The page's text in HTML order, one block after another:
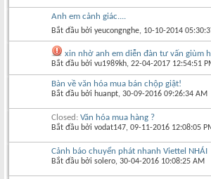
Anh em cảnh giác....
Bắt đầu bởi yeucongnghe‎, 10-10-2014
xin nhờ anh em diễn đàn tư vấn giùm
Bắt đầu bởi vu1989kh‎, 22-04-2017 12:54:51
Bàn về văn hóa mua bán chộp giật!
Bắt đầu bởi huanpt‎, 30-09-2016 09:26:34 AM
Closed: Văn hóa mua hàng ?
Bắt đầu bởi vodat147‎, 09-11-2016 12:08:05
Cảnh báo chuyển phát nhanh Viettel NHÁI
Bắt đầu bởi solero‎, 30-04-2016 10:08:25 AM